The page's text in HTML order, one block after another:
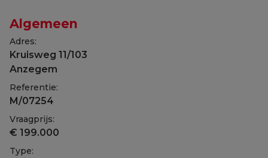
Algemeen
Adres:
Kruisweg 11/103
Anzegem
Referentie:
M/07254
Vraagprijs:
€ 199.000
Type: